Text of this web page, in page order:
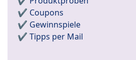
✔️ Coupons
✔️ Gewinnspiele
✔️ Tipps per Mail